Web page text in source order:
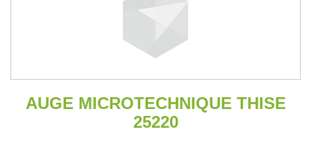
AUGE MICROTECHNIQUE THISE
25220